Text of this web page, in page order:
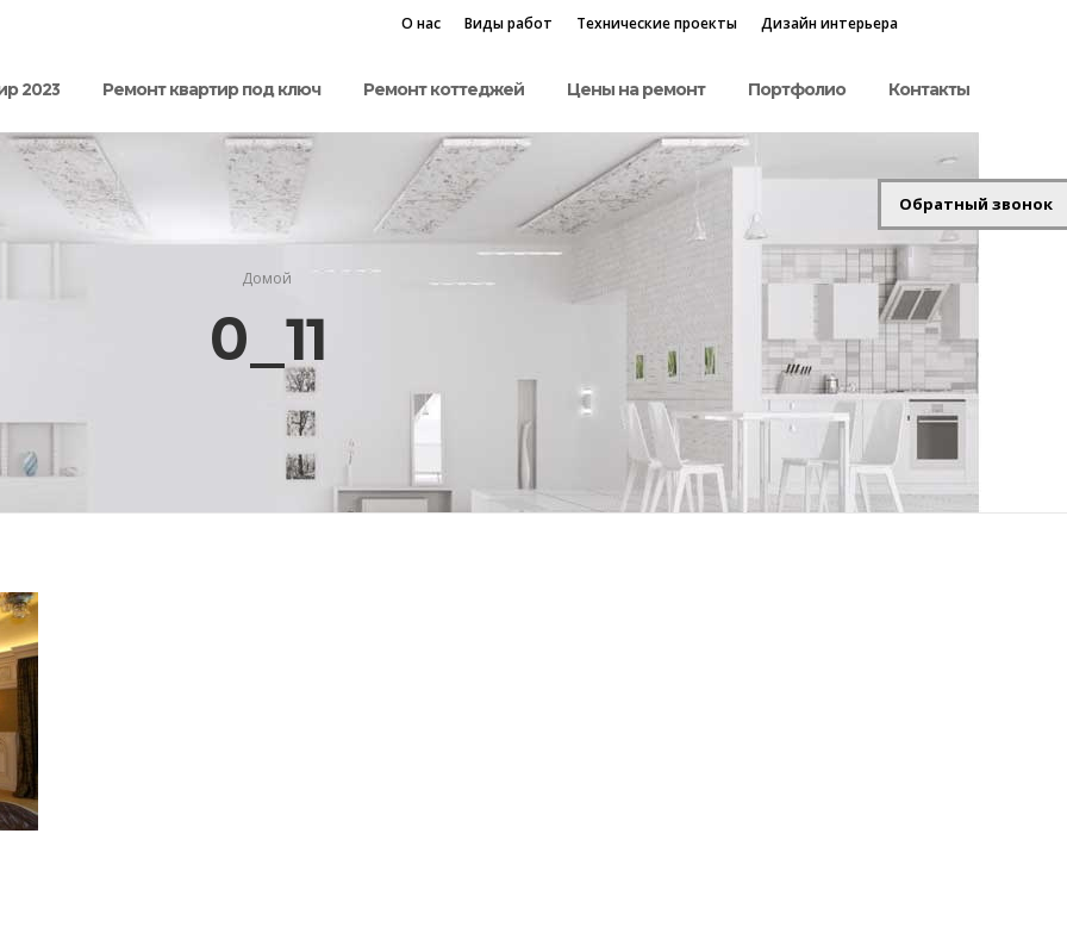
О нас Виды работ Технические проекты Дизайн интерьера
2023 Ремонт квартир под ключ Ремонт коттеджей Цены на ремонт Портфолио Контакты
Домой
0_11
Обратный звонок